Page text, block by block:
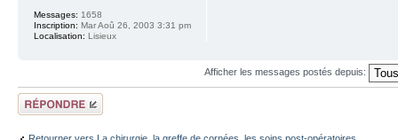
Messages: 1658
Inscription: Mar Aoû 26, 2003 3:31 pm
Localisation: Lisieux
Afficher les messages postés depuis:
Répondre